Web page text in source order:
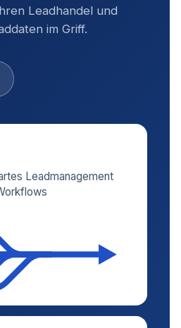
Leadhandel und
im Griff.
Leadmanagement